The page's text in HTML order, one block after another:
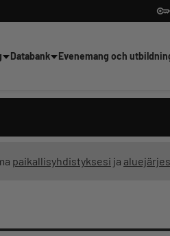
Databank Evenemang och
paikallisyhdistyksesi ja